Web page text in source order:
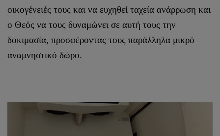
οικογένειές τους και να ευχηθεί ταχεία ανάρρωση και
ο Θεός να τους δυναμώνει σε αυτή τους την
δοκιμασία, προσφέροντας τους παράλληλα μικρό
αναμνηστικό δώρο.